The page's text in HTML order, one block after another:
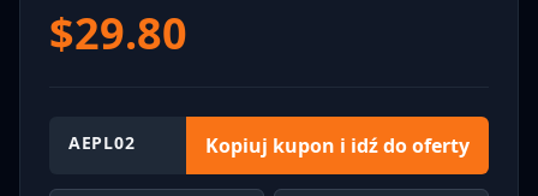
$29.80
AEPL02 Kopiuj kupon i idź do oferty